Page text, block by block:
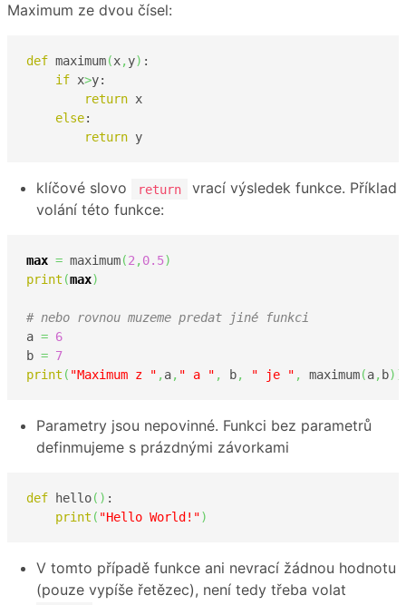
Maximum ze dvou čísel:
def maximum(x, y) :
if x>y:
return x
else:
return y
klíčové slovo return
vrací výsledek funkce. Příklad
volání této funkce:
max = maximum(2 , 0.5)
print (max)
# nebo rovnou muzeme predat jiné funkci
a = 6
b = 7
print ( "Maximum z " , a, " a " , b, " je " , maximum(a, b) )
Parametry jsou nepovinné. Funkci bez parametrů
definmujeme s prázdnými závorkami
def hello( ) :
print ( "Hello World!")
V tomto případě funkce ani nevrací žádnou hodnotu
(pouze vypíše řetězec), není tedy třeba volat